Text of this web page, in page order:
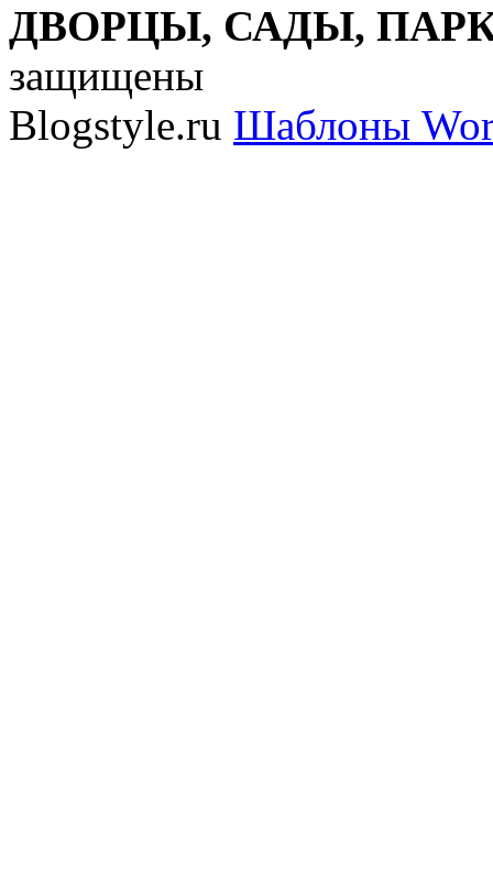
ДВОРЦЫ, САДЫ,
защищены
Blogstyle.ru Шаблоны